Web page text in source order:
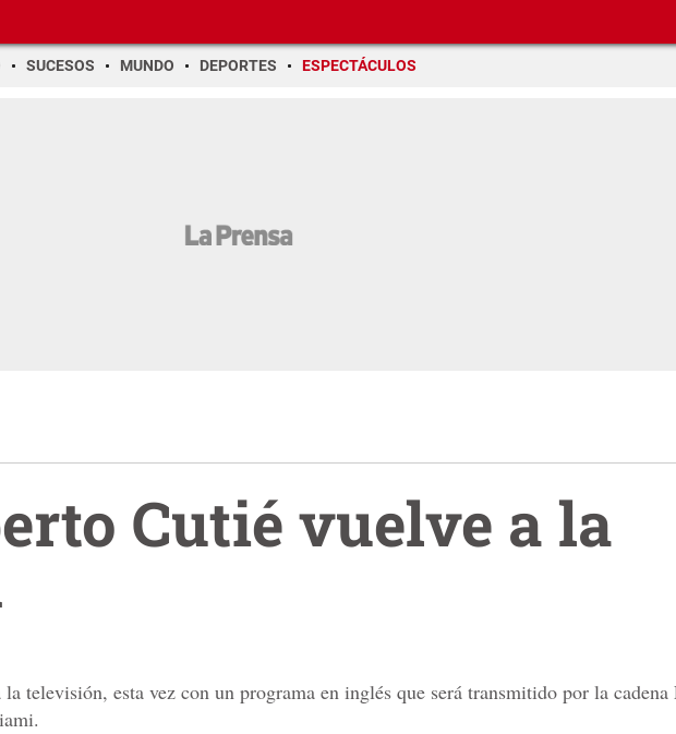
SUCESOS MUNDO DEPORTES ESPECTÁCULOS
Cutié vuelve a la
televisión, esta vez con un programa en inglés que será transmitido por la cadena